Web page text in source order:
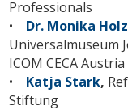
Professionals
• Dr. Monika
Universalmuseum
ICOM CECA Austria
• Katja Stark,
Stiftung